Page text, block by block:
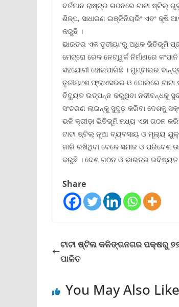
ବର୍ତମାନ ରାଷ୍ଟ୍ର ଗଠନରେ ଟାଟା ଷ୍ଟିଲ୍
ଶିଳ୍ପ, ସାଧାରଣ ଇଞ୍ଜିନିୟରିଂ ଏବଂ କୃଷି
କରୁଛି ।
ଭାରତର ଏକ ତୃତୀୟାଂରୁ ଅଧିକ ଭିତିଭୂମି
ମେଟ୍ରୋ ରେଳ ନେଟ୍‌ୱର୍କ ନିର୍ମାଣରେ
ସହଯୋଗୀ ହୋଇପାରିଛି । ମୁମ୍ବାଇର
ତୃତୀୟାଂଶ ଫ୍ଲାଏସଭର ଓ ପୋଲରେ
ବିଦ୍ୟୁତ ଉତ୍ପନ୍ନ କରୁଥିବା ନଦୀବନ୍ଧକୁ
ସଂଚରଣ ଲାଇନ୍‌କୁ ସୁଦୃଢ଼ କରିବା ଦେଶକୁ
ଭଳି କ୍ରୀଡ଼ା ଭିତିଭୂମି ମଧ୍ୟ ଏହା ଗଠନ
ଟାଟା ଷ୍ଟିଲ୍ ନୂଆ ବ୍ୟବସାୟ ଓ ମୂଲ୍ୟ
ଜାରି ରଖିଥିବା ବେଳେ ସମାଜ ଓ ପରିବେଶ
କରୁଛି । ଦେଶ ଗଠନ ଓ ଭାରତର ଭବିଷ୍ୟତ
Share
ଟାଟା ଷ୍ଟିଲ କଳିଙ୍ଗନଗର ପକ୍ଷରୁ
ପାଳିତ
You May Also Like